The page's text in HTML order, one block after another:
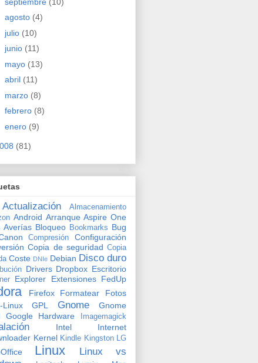
agosto (4)
julio (10)
junio (11)
mayo (13)
abril (11)
marzo (8)
febrero (8)
enero (9)
(81)
Actualización
Almacenamiento
Android Arranque Aspire One
Averías Bloqueo Bookmarks Bug
Compresión
Configuración
Copia de seguridad Copia
Coste DNIe Debian Disco duro
Drivers Dropbox Escritorio
Explorer Extensiones FedUp
Firefox Formatear
Fotos
Linux
GPL Gnome
Gnome
Google Hardware Imagemagick
Intel
Internet
Kernel Kindle Kingston LG
Linux
Linux vs